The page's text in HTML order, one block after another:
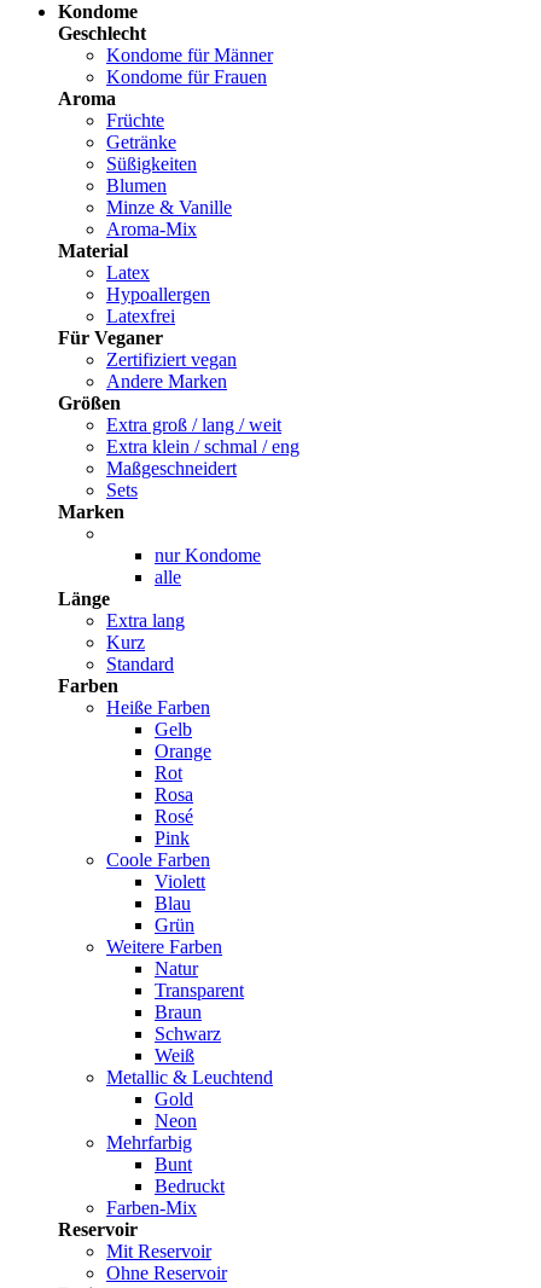
Kondome
Geschlecht
Kondome für Männer
Kondome für Frauen
Aroma
Früchte
Getränke
Süßigkeiten
Blumen
Minze & Vanille
Aroma-Mix
Material
Latex
Hypoallergen
Latexfrei
Für Veganer
Zertifiziert vegan
Andere Marken
Größen
Extra groß / lang / weit
Extra klein / schmal / eng
Maßgeschneidert
Sets
Marken
nur Kondome
alle
Länge
Extra lang
Kurz
Standard
Farben
Heiße Farben
Gelb
Orange
Rot
Rosa
Rosé
Pink
Coole Farben
Violett
Blau
Grün
Weitere Farben
Natur
Transparent
Braun
Schwarz
Weiß
Metallic & Leuchtend
Gold
Neon
Mehrfarbig
Bunt
Bedruckt
Farben-Mix
Reservoir
Mit Reservoir
Ohne Reservoir